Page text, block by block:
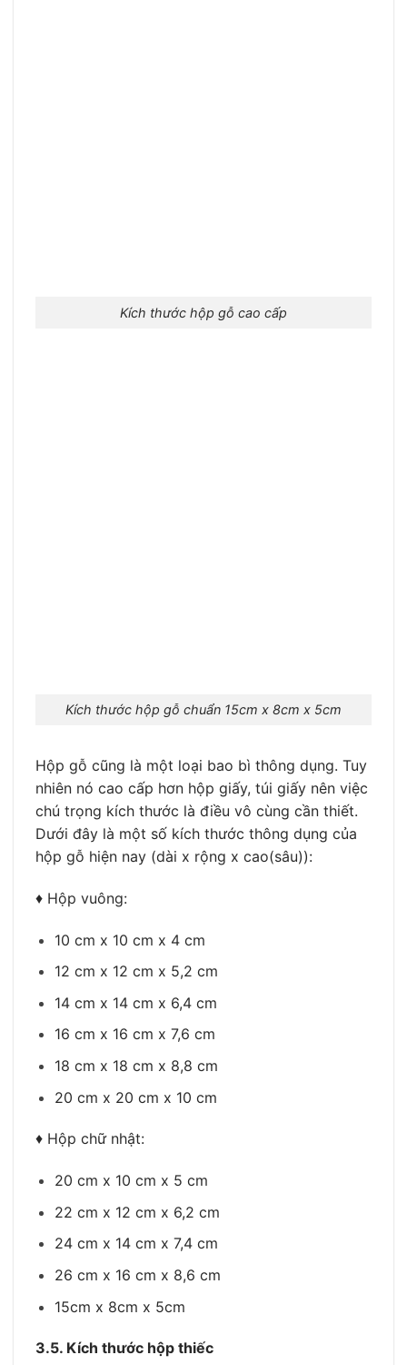
Kích thước hộp gỗ cao cấp
Kích thước hộp gỗ chuẩn 15cm x 8cm x 5cm
Hộp gỗ cũng là một loại bao bì thông dụng. Tuy
nhiên nó cao cấp hơn hộp giấy, túi giấy nên việc
chú trọng kích thước là điều vô cùng cần thiết.
Dưới đây là một số kích thước thông dụng của
hộp gỗ hiện nay (dài x rộng x cao(sâu)):
♦ Hộp vuông:
10 cm x 10 cm x 4 cm
12 cm x 12 cm x 5,2 cm
14 cm x 14 cm x 6,4 cm
16 cm x 16 cm x 7,6 cm
18 cm x 18 cm x 8,8 cm
20 cm x 20 cm x 10 cm
♦ Hộp chữ nhật:
20 cm x 10 cm x 5 cm
22 cm x 12 cm x 6,2 cm
24 cm x 14 cm x 7,4 cm
26 cm x 16 cm x 8,6 cm
15cm x 8cm x 5cm
3.5. Kích thước hộp thiếc